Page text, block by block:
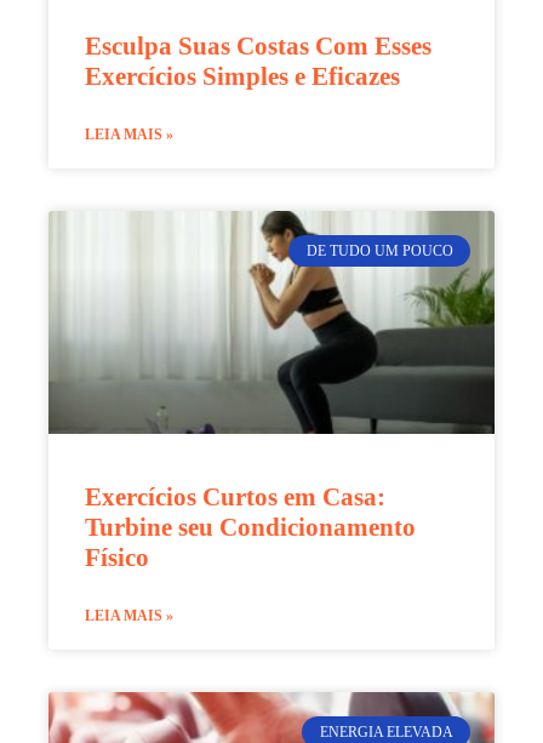
Esculpa Suas Costas Com Esses
Exercícios Simples e Eficazes
LEIA MAIS »
DE TUDO UM POUCO
Exercícios Curtos em Casa:
Turbine seu Condicionamento
Físico
LEIA MAIS »
ENERGIA ELEVADA